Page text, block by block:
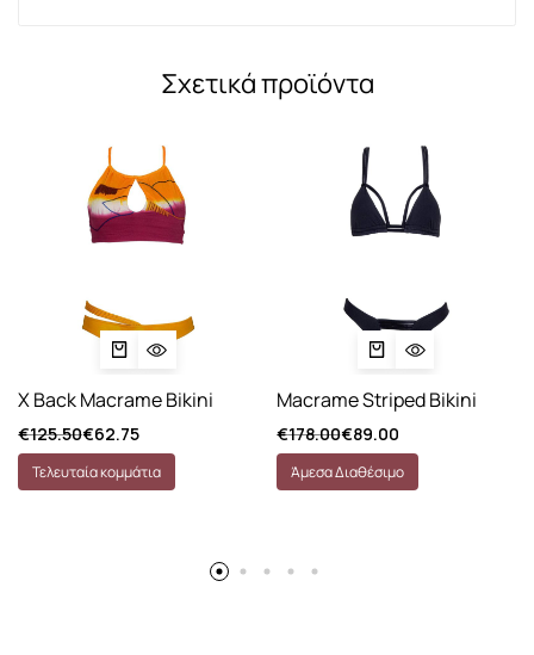
Σχετικά προϊόντα
X Back Macrame Bikini
€125.50€62.75
Τελευταία κομμάτια
Macrame Striped Bikini
€178.00€89.00
Άμεσα Διαθέσιμο